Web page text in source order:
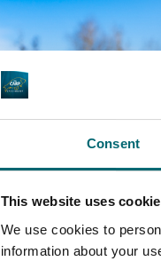
Consent
This website uses
We use cookies to
information about your